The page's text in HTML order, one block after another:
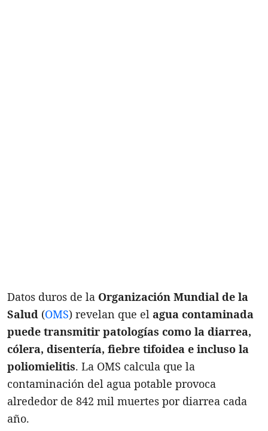
Datos duros de la Organización Mundial de la
Salud (OMS) revelan que el agua contaminada
puede transmitir patologías como la diarrea,
cólera, disentería, fiebre tifoidea e incluso la
poliomielitis. La OMS calcula que la
contaminación del agua potable provoca
alrededor de 842 mil muertes por diarrea cada
año.